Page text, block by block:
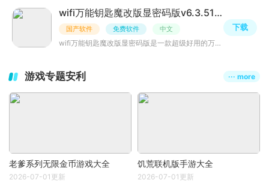
wifi万能钥匙魔改版显密码版v6.3.51精简版
国产软件 免费软件 中文
wifi万能钥匙魔改版显密码版是一款超级好用的万能钥匙app，此版本为最新破解版，超级精简版，显示密码，去除
下载
游戏专题安利 ··· more
老爹系列无限金币游戏大全
2026-07-01更新
饥荒联机版手游大全
2026-07-01更新